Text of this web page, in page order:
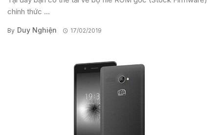
chính thức ...
By Duy Nghiện 17/02/2019